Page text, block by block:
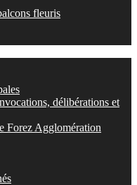
fleuris
délibérations et
Forez Agglomération